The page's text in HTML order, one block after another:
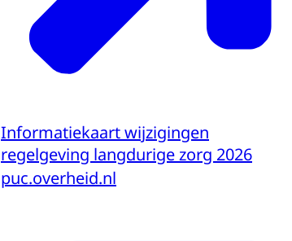
Informatiekaart wijzigingen
regelgeving langdurige zorg 2026
puc.overheid.nl